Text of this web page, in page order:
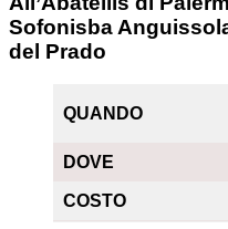
Sofonisba
del Prado
QUANDO
DOVE
COSTO